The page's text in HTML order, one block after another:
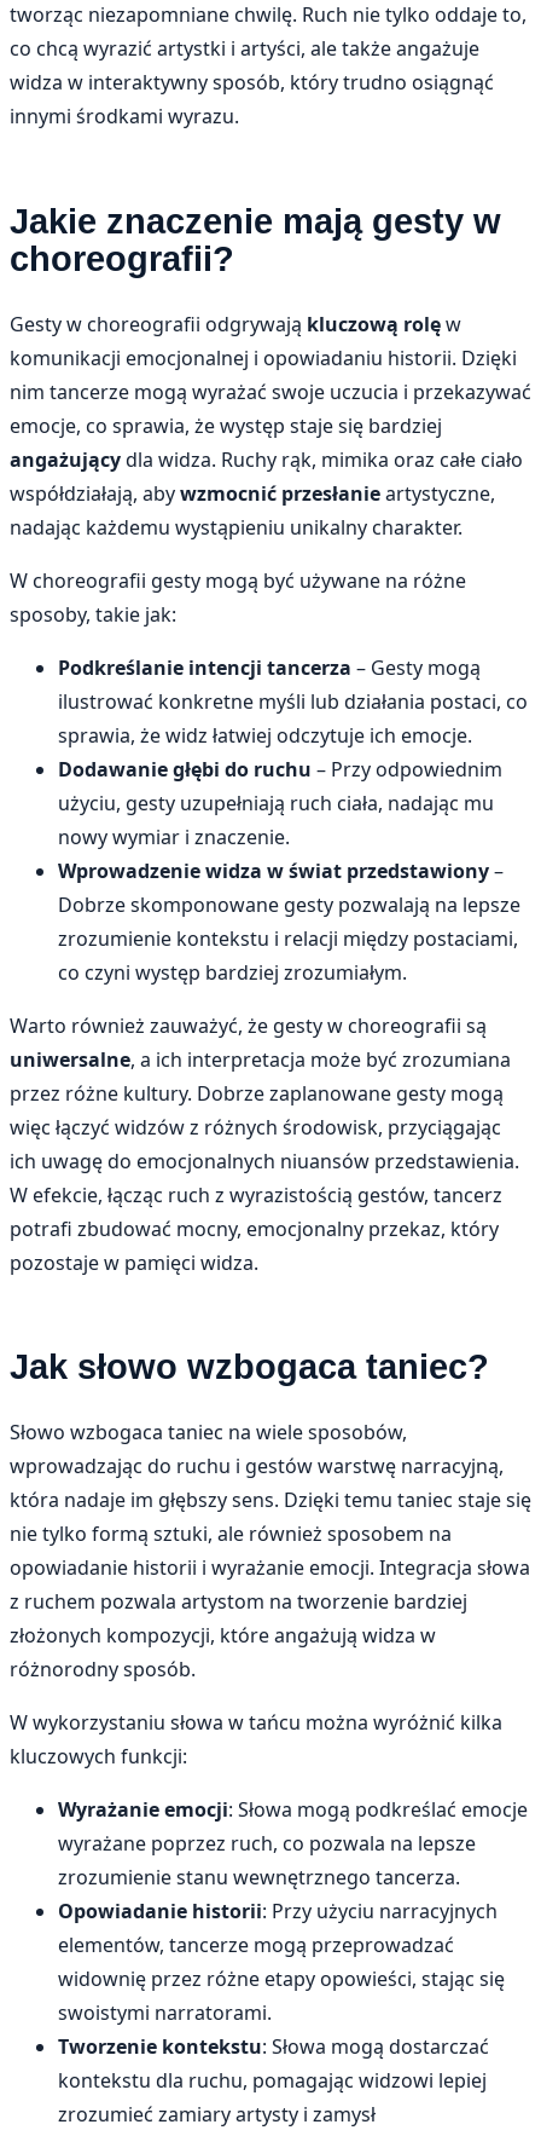
tworząc niezapomniane chwilę. Ruch nie tylko oddaje to,
co chcą wyrazić artystki i artyści, ale także angażuje
widza w interaktywny sposób, który trudno osiągnąć
innymi środkami wyrazu.
Jakie znaczenie mają gesty w
choreografii?
Gesty w choreografii odgrywają kluczową rolęw
komunikacji emocjonalnej i opowiadaniu historii. Dzięki
nim tancerze mogą wyrażać swoje uczucia i przekazywać
emocje, co sprawia, że występ staje się bardziej
angażującydla widza. Ruchy rąk, mimika oraz całe ciało
współdziałają, abywzmocnić przesłanieartystyczne,
nadając każdemu wystąpieniu unikalny charakter.
W choreografii gesty mogą być używane na różne
sposoby, takie jak:
Podkreślanie intencji tancerza – Gesty mogą
ilustrować konkretne myśli lub działania postaci, co
sprawia, że widz łatwiej odczytuje ich emocje.
Dodawanie głębi do ruchu – Przy odpowiednim
użyciu, gesty uzupełniają ruch ciała, nadając mu
nowy wymiar i znaczenie.
Wprowadzenie widza w świat przedstawiony–
Dobrze skomponowane gesty pozwalają na lepsze
zrozumienie kontekstu i relacji między postaciami,
co czyni występ bardziej zrozumiałym.
Warto również zauważyć, że gesty w choreografii są
uniwersalne, a ich interpretacja może być zrozumiana
przez różne kultury. Dobrze zaplanowane gesty mogą
więc łączyć widzów z różnych środowisk, przyciągając
ich uwagę do emocjonalnych niuansów przedstawienia.
W efekcie, łącząc ruch z wyrazistością gestów, tancerz
potrafi zbudować mocny, emocjonalny przekaz, który
pozostaje w pamięci widza.
Jak słowo wzbogaca taniec?
Słowo wzbogaca taniec na wiele sposobów,
wprowadzając do ruchu i gestów warstwę narracyjną,
która nadaje im głębszy sens. Dzięki temu taniec staje się
nie tylko formą sztuki, ale również sposobem na
opowiadanie historii i wyrażanie emocji. Integracja słowa
z ruchem pozwala artystom na tworzenie bardziej
złożonych kompozycji, które angażują widza w
różnorodny sposób.
W wykorzystaniu słowa w tańcu można wyróżnić kilka
kluczowych funkcji:
Wyrażanie emocji: Słowa mogą podkreślać emocje
wyrażane poprzez ruch, co pozwala na lepsze
zrozumienie stanu wewnętrznego tancerza.
Opowiadanie historii: Przy użyciu narracyjnych
elementów, tancerze mogą przeprowadzać
widownię przez różne etapy opowieści, stając się
swoistymi narratorami.
Tworzenie kontekstu: Słowa mogą dostarczać
kontekstu dla ruchu, pomagając widzowi lepiej
zrozumieć zamiary artysty i zamysł